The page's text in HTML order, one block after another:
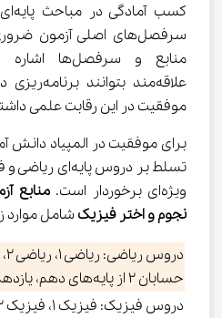
سرفصل‌های اصلی آزمون
موفقیت در این رقابت علمی
برای موفقیت در المپیاد دانش
تسلط بر دروس
ویژه‌ای برخوردار است.
منابع
نجوم و اختر فیزیک شامل موارد
حسابان 2 از پایه‌های دهم، یازدهم و دوازدهم.